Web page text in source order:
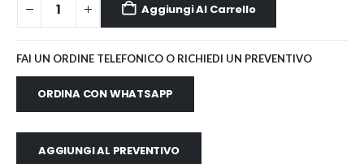
Aggiungi Al Carrello
FAI UN ORDINE TELEFONICO O RICHIEDI UN PREVENTIVO
ORDINA CON WHATSAPP
AGGIUNGI AL PREVENTIVO